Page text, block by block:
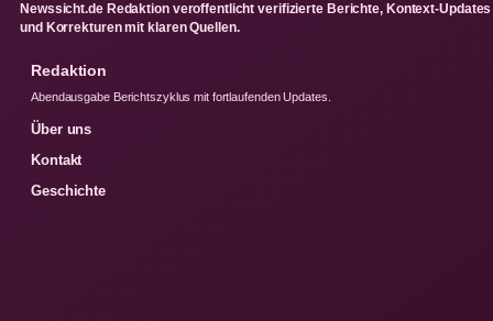
Newssicht.de Redaktion veroffentlicht verifizierte Berichte, Kontext-Updates
und Korrekturen mit klaren Quellen.
Redaktion
Abendausgabe Berichtszyklus mit fortlaufenden Updates.
Über uns
Kontakt
Geschichte